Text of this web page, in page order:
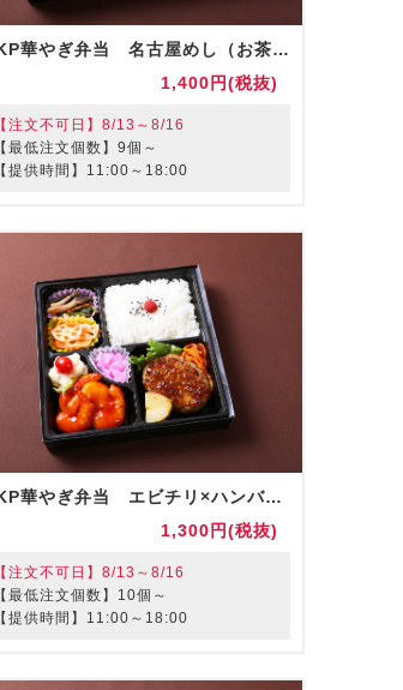
TKP華やぎ弁当 名古屋めし（お茶付）
1,400円(税抜)
【注文不可日】8/13～8/16
【最低注文個数】9個～
【提供時間】11:00～18:00
TKP華やぎ弁当 エビチリ×ハンバーグ弁当（お茶付）
1,300円(税抜)
【注文不可日】8/13～8/16
【最低注文個数】10個～
【提供時間】11:00～18:00